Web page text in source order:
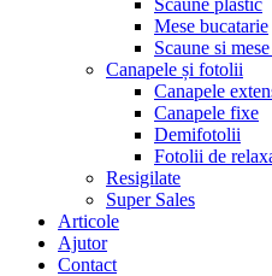
Scaune plastic
Mese bucatarie
Scaune si
Canapele și fotolii
Canapele
Canapele fixe
Demifotolii
Fotolii de
Resigilate
Super Sales
Articole
Ajutor
Contact